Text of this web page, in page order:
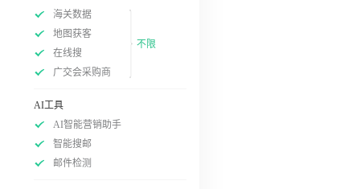
海关数据
地图获客
在线搜
广交会采购商
不限
AI工具
AI智能营销助手
智能搜邮
邮件检测